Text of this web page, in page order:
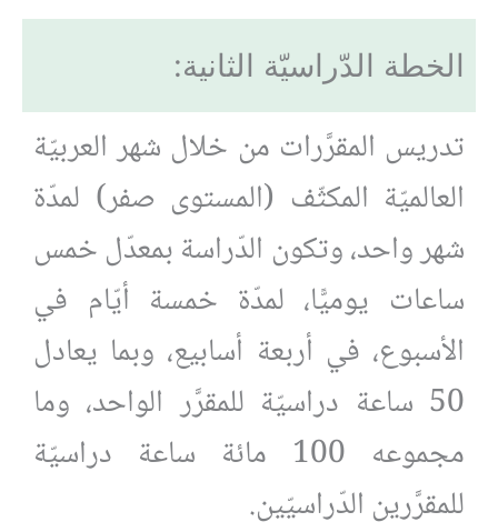
الخطة الدّراسيّة الثانية:
تدريس المقرَّرات من خلال شهر العربيّة
العالميّة المكثّف (المستوى صفر) لمدّة
شهر واحد، وتكون الدّراسة بمعدّل خمس
ساعات يوميًّا، لمدّة خمسة أيّام في
الأسبوع، في أربعة أسابيع، وبما يعادل
50 ساعة دراسيّة للمقرَّر الواحد، وما
مجموعه 100 مائة ساعة دراسيّة
للمقرَّرين الدّراسيّين.